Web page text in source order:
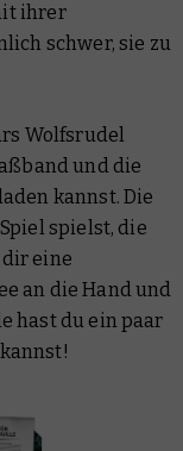
ihrer
schwer, sie zu
Wolfsrudel
und die
kannst. Die
spielst, die
eine
an die Hand und
hast du ein paar